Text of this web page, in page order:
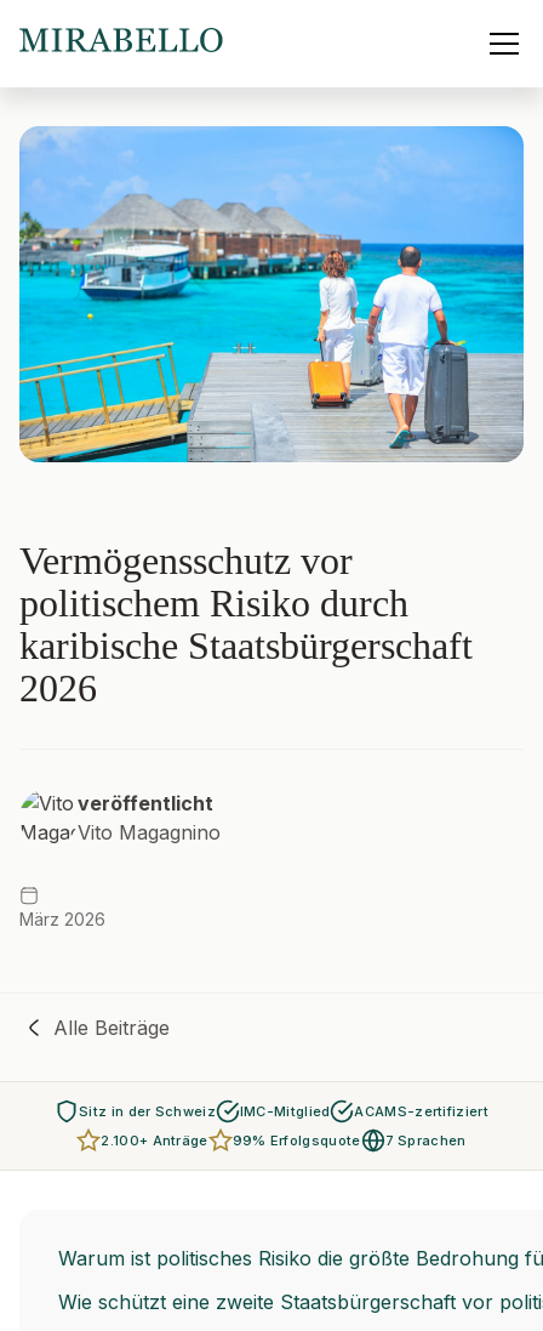
Vermögensschutz vor
politischem Risiko durch
karibische Staatsbürgerschaft
2026
veröffentlicht
Vito Magagnino
März 2026
Alle Beiträge
Sitz in der Schweiz IMC-Mitglied
ACAMS-zertifiziert
2.100+ Anträge
99% Erfolgsquote 7 Sprachen
Warum ist politisches Risiko die größte Bedrohung
Wie schützt eine zweite Staatsbürgerschaft vor